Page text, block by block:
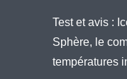
Test et avis :
Sphère, le
températures